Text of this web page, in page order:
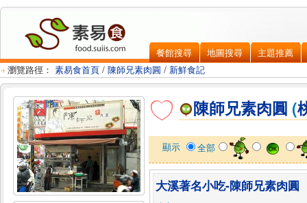
餐館搜尋 地圖搜尋
主題推薦
瀏覽路徑： 素易食首頁 / 陳師兄素肉圓 / 新鮮食記
陳師兄素肉圓 (
顯示 全部
大溪著名小吃-陳師兄素肉圓